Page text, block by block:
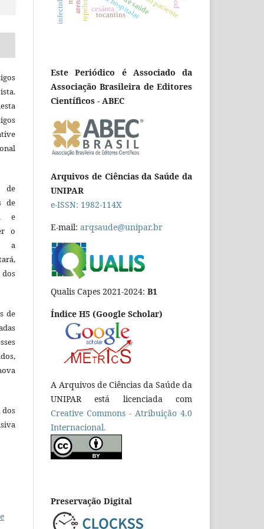
de
de
e
o
a
de
dos
repelente tocantins
cesárea
Este Periódico é Associado da
Associação Brasileira de Editores
Científicos - ABEC
Arquivos de Ciências da Saúde da
UNIPAR
e-ISSN: 1982-114X
E-mail: arqsaude@unipar.br
Qualis Capes 2021-2024: B1
Índice H5 (Google Scholar)
A Arquivos de Ciências da Saúde da
UNIPAR está licenciada com
Creative Commons - Atribuição 4.0
Internacional.
Preservação Digital